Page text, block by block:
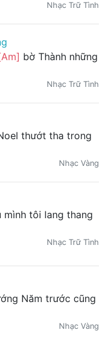
Nhạc Trữ Tình
bờ Thành những
Nhạc Trữ Tình
thướt tha trong
Nhạc Vàng
mình tôi lang thang
Nhạc Trữ Tình
Năm trước cũng
Nhạc Vàng